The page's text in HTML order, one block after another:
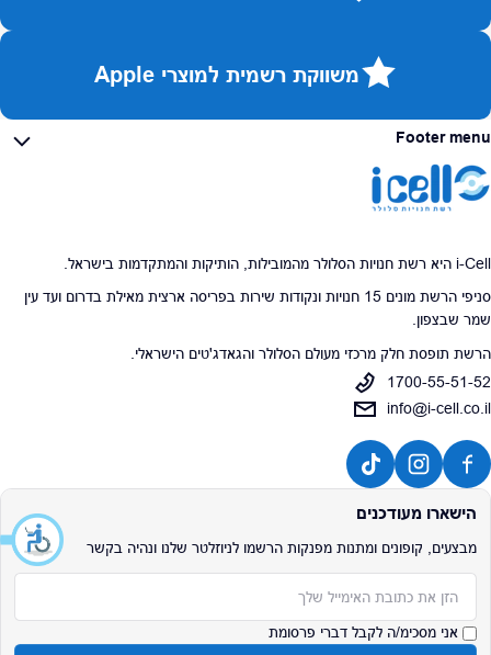
משווקת רשמית למוצרי Apple
Footer menu
i-Cell היא רשת חנויות הסלולר מהמובילות, הותיקות והמתקדמות בישראל.
סניפי הרשת מונים 15 חנויות ונקודות שירות בפריסה ארצית מאילת בדרום ועד עין
שמר שבצפון.
הרשת תופסת חלק מרכזי מעולם הסלולר והגאדג'טים הישראלי.
1700-55-51-52
info@i-cell.co.il
הישארו מעודכנים
מבצעים, קופונים ומתנות מפנקות הרשמו לניוזלטר שלנו ונהיה בקשר
אני מסכימ/ה לקבל דברי פרסומת